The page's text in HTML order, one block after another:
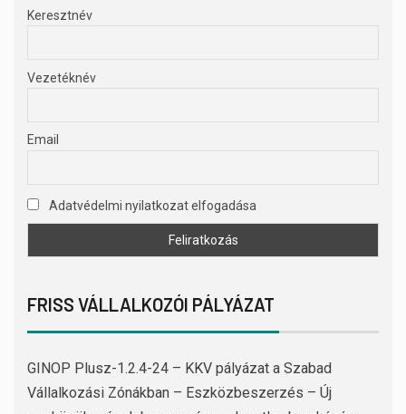
Keresztnév
Vezetéknév
Email
Adatvédelmi nyilatkozat elfogadása
FRISS VÁLLALKOZÓI PÁLYÁZAT
GINOP Plusz-1.2.4-24 – KKV pályázat a Szabad
Vállalkozási Zónákban – Eszközbeszerzés – Új